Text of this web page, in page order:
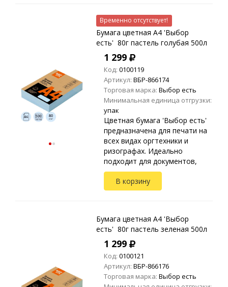
Временно отсутствует!
Бумага цветная A4 'Выбор
есть' 80г пастель голубая 500л
1 299
Код: 0100119
Артикул: ВБР-866174
Торговая марка: Выбор есть
Минимальная единица отгрузки:
упак
Цветная бумага 'Выбор есть'
предназначена для печати на
всех видах оргтехники и
ризографах. Идеально
подходит для документов,
презентаций, рекламных
материалов, открыток.
Упакована в прозрачные
В корзину
Бумага цветная A4 'Выбор
есть' 80г пастель зеленая 500л
1 299
Код: 0100121
Артикул: ВБР-866176
Торговая марка: Выбор есть